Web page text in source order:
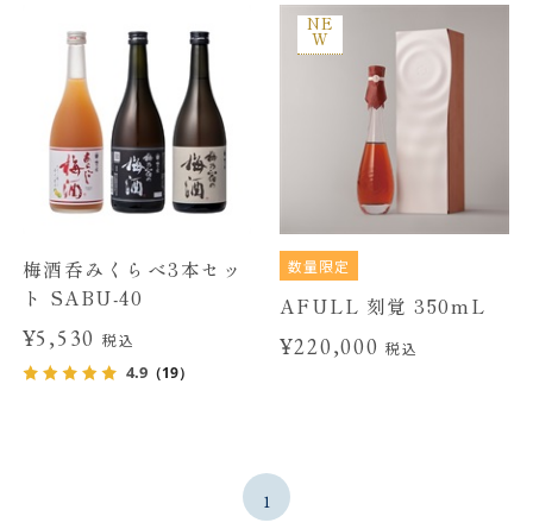
梅酒呑みくらべ3本セッ
ト SABU-40
¥5,530税込
4.9（19）
NE
W
数量限定
AFULL 刻覚 350mL
¥220,000税込
1